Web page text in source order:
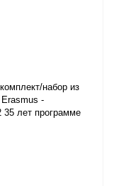
набор из
-
35 лет программе